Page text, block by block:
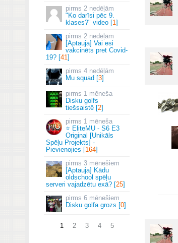
2 nedēļām
"Ko darīsi pēc 9.
klases?" video [1]
2 nedēļām
[Aptauja] Vai esi
vakcinēts pret Covid-
19? [41]
4 nedēļām
Mu squad [3]
1 mēneša
Disku golfs
tiešsaistē [2]
1 mēneša
⭐ EliteMU - S6 E3
Original [Unikāls
Spēļu Projekts] -
Pievienojies [164]
3 mēnešiem
[Aptauja] Kādu
oldschool spēļu
serveri vajadzētu exā? [25]
6 mēnešiem
Disku golfa grozs [0]
1 2 3 4 5